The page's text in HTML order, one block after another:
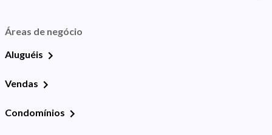
Áreas de negócio
Aluguéis
Vendas
Condomínios